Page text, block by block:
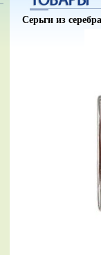
Серьги из